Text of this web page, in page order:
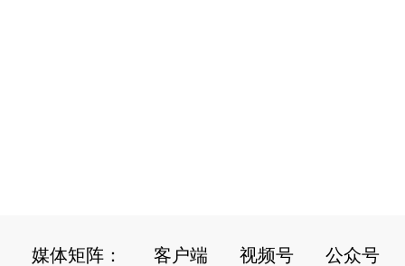
媒体矩阵： 客户端 视频号 公众号